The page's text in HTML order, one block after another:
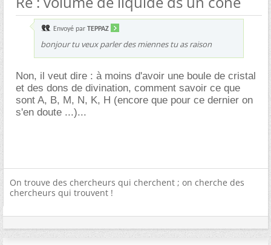
Envoyé par TEPPAZ
bonjour tu veux parler des miennes tu as raison
Non, il veut dire : à moins d'avoir une boule de cristal
et des dons de divination, comment savoir ce que
sont A, B, M, N, K, H (encore que pour ce dernier on
s'en doute ...)...
On trouve des chercheurs qui cherchent ; on cherche des
chercheurs qui trouvent !